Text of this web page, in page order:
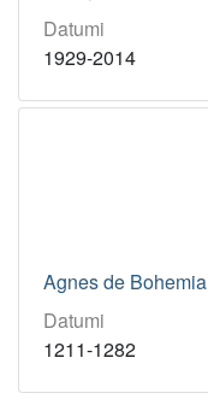
Datumi
1929-2014
Agnes de Bohemia
Datumi
1211-1282